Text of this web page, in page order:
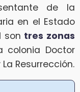
de la
en el Estado
son tres zonas
colonia Doctor
Resurrección.